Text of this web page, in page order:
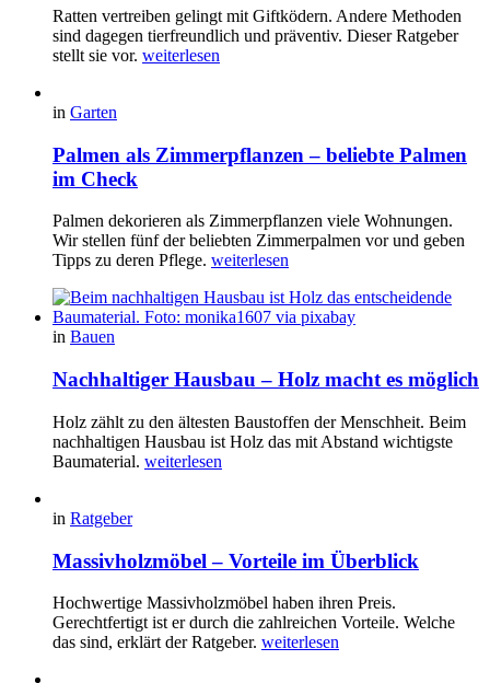
Ratten vertreiben gelingt mit Giftködern. Andere Methoden
sind dagegen tierfreundlich und präventiv. Dieser Ratgeber
stellt sie vor. weiterlesen
in Garten
Palmen als Zimmerpflanzen – beliebte Palmen
im Check
Palmen dekorieren als Zimmerpflanzen viele Wohnungen.
Wir stellen fünf der beliebten Zimmerpalmen vor und geben
Tipps zu deren Pflege. weiterlesen
in Bauen
Nachhaltiger Hausbau – Holz macht es möglich
Holz zählt zu den ältesten Baustoffen der Menschheit. Beim
nachhaltigen Hausbau ist Holz das mit Abstand wichtigste
Baumaterial. weiterlesen
in Ratgeber
Massivholzmöbel – Vorteile im Überblick
Hochwertige Massivholzmöbel haben ihren Preis.
Gerechtfertigt ist er durch die zahlreichen Vorteile. Welche
das sind, erklärt der Ratgeber. weiterlesen